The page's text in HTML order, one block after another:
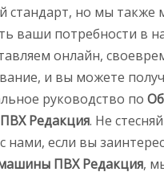
стандарт, но мы также
ваши потребности в
онлайн,
и вы можете
руководство по
Редакция. Не
нами, если вы
ПВХ Редакция,